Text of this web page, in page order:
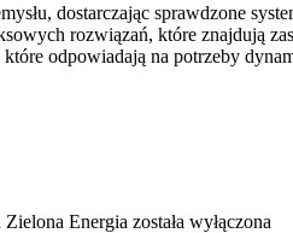
dostarczając sprawdzone
rozwiązań, które znajdują
odpowiadają na potrzeby
Zielona Energia została wyłączona